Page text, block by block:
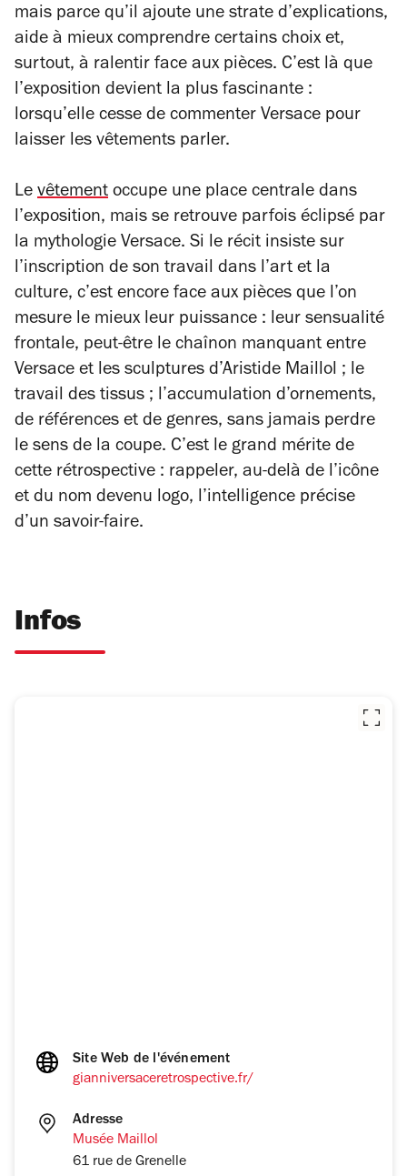
mais parce qu’il ajoute une strate d’explications,
aide à mieux comprendre certains choix et,
surtout, à ralentir face aux pièces. C’est là que
l’exposition devient la plus fascinante :
lorsqu’elle cesse de commenter Versace pour
laisser les vêtements parler.
Le vêtement occupe une place centrale dans
l’exposition, mais se retrouve parfois éclipsé par
la mythologie Versace. Si le récit insiste sur
l’inscription de son travail dans l’art et la
culture, c’est encore face aux pièces que l’on
mesure le mieux leur puissance : leur sensualité
frontale, peut-être le chaînon manquant entre
Versace et les sculptures d’Aristide Maillol ; le
travail des tissus ; l’accumulation d’ornements,
de références et de genres, sans jamais perdre
le sens de la coupe. C’est le grand mérite de
cette rétrospective : rappeler, au-delà de l’icône
et du nom devenu logo, l’intelligence précise
d’un savoir-faire.
Infos
Site Web de l'événement
gianniversaceretrospective.fr/
Adresse
Musée Maillol
61 rue de Grenelle